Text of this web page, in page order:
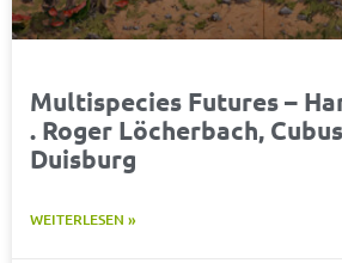
Multispecies Futures –
. Roger Löcherbach,
Duisburg
WEITERLESEN »